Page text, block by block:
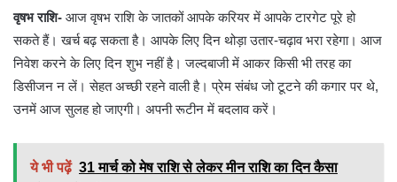
वृषभ राशि- आज वृषभ राशि के जातकों आपके करियर में आपके टारगेट पूरे हो
सकते हैं। खर्च बढ़ सकता है। आपके लिए दिन थोड़ा उतार-चढ़ाव भरा रहेगा। आज
निवेश करने के लिए दिन शुभ नहीं है। जल्दबाजी में आकर किसी भी तरह का
डिसीजन न लें। सेहत अच्छी रहने वाली है। प्रेम संबंध जो टूटने की कगार पर थे,
उनमें आज सुलह हो जाएगी। अपनी रूटीन में बदलाव करें।
ये भी पढ़ें 31 मार्च को मेष राशि से लेकर मीन राशि का दिन कैसा